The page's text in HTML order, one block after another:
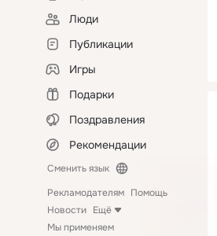
Люди
Публикации
Игры
Подарки
Поздравления
Рекомендации
Сменить язык
Рекламодателям Помощь
Новости Ещё
Мы применяем